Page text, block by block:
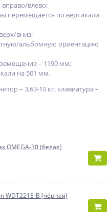
вправо/влево;
перемещается по вертикали
вниз;
альбомную ориентацию
– 1190 мм;
на 501 мм.
– 3,63-10 кг; клавиатура –
OMEGA-30 (белая)
WDT221E-B (чёрная)